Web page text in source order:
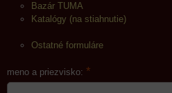
Bazár TUMA
Katalógy (na stiahnutie)
Ostatné formuláre
meno a priezvisko: *